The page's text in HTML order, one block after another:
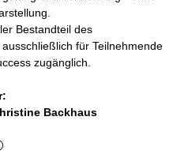
Bestandteil des
für Teilnehmende
des Programms way to success zugänglich.
Backhaus